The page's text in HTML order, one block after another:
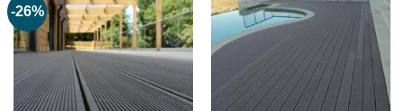
-26%